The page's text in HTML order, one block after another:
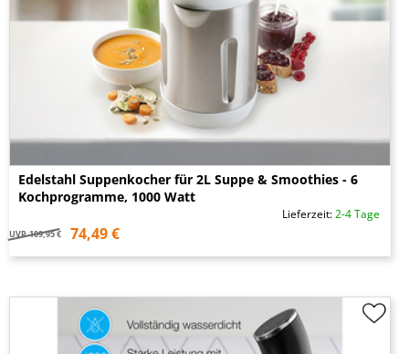
Edelstahl Suppenkocher für 2L Suppe & Smoothies - 6
Kochprogramme, 1000 Watt
Lieferzeit:2-4 Tage
UVP 109,95 € 74,49 €